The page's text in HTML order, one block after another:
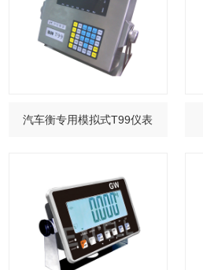
汽车衡专用模拟式T99仪表